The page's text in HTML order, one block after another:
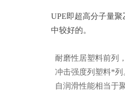
UPE即超高分子量
中较好的。
耐磨性居塑料前列
冲击强度列塑料*列
自润滑性能相当于